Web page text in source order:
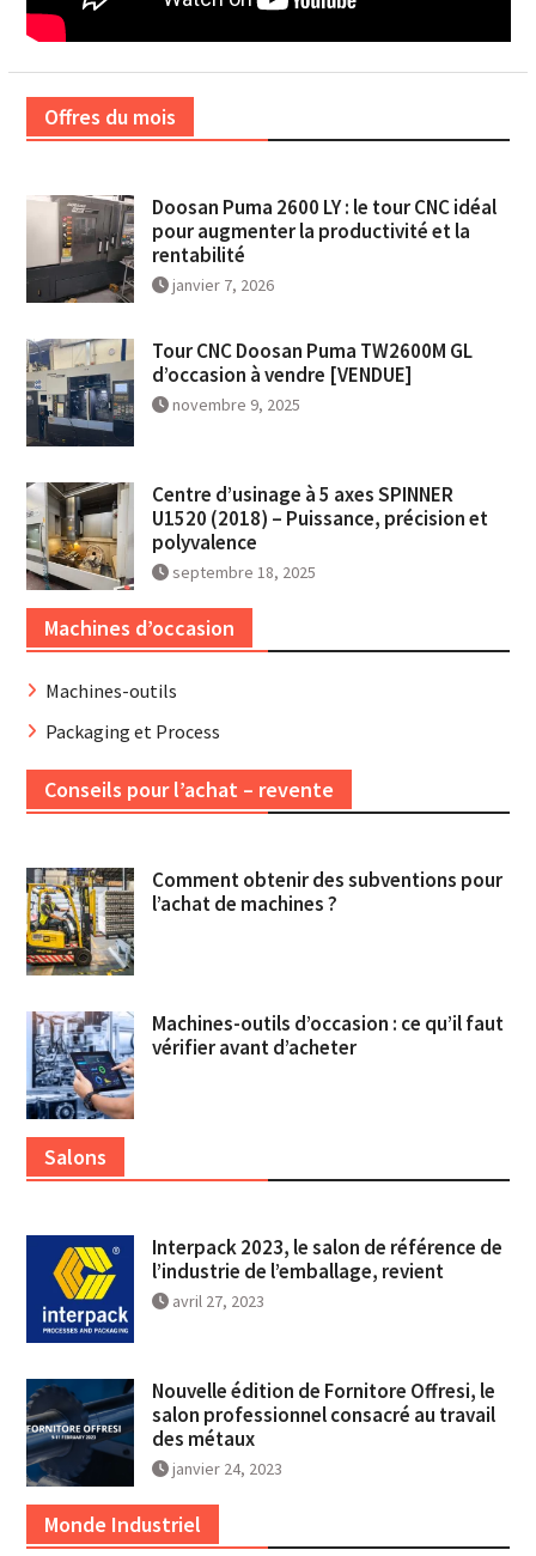
Offres du mois
Doosan Puma 2600 LY : le tour CNC idéal
pour augmenter la productivité et la
rentabilité
janvier 7, 2026
Tour CNC Doosan Puma TW2600M GL
d’occasion à vendre [VENDUE]
novembre 9, 2025
Centre d’usinage à 5 axes SPINNER
U1520 (2018) – Puissance, précision et
polyvalence
septembre 18, 2025
Machines d’occasion
Machines-outils
Packaging et Process
Conseils pour l’achat – revente
Comment obtenir des subventions pour
l’achat de machines ?
Machines-outils d’occasion : ce qu’il faut
vérifier avant d’acheter
Salons
Interpack 2023, le salon de référence de
l’industrie de l’emballage, revient
avril 27, 2023
Nouvelle édition de Fornitore Offresi, le
salon professionnel consacré au travail
des métaux
janvier 24, 2023
Monde Industriel